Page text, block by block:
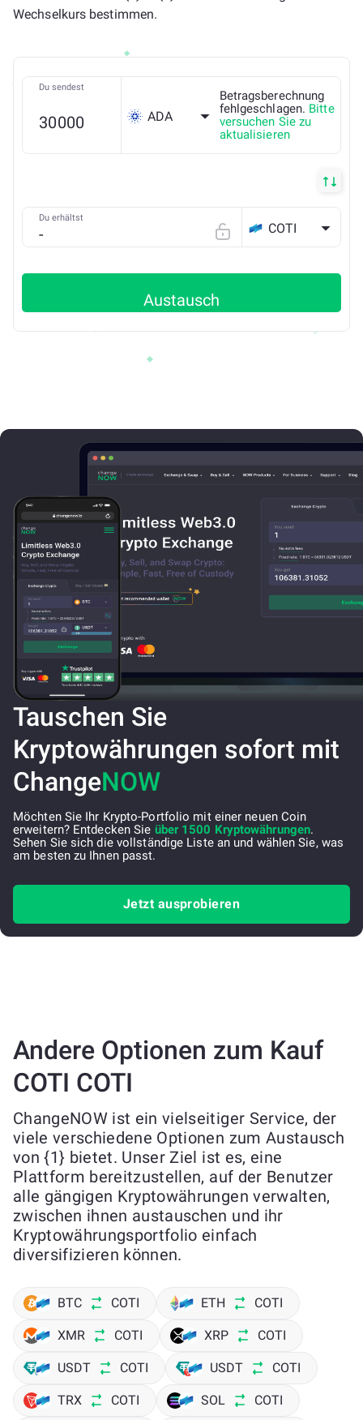
Wechselkurs bestimmen.
Du sendest
ADA
Betragsberechnung
fehlgeschlagen. Bitte
versuchen Sie zu
aktualisieren
Du erhältst
COTI
Austausch
Tauschen Sie
Kryptowährungen sofort mit
ChangeNOW
Möchten Sie Ihr Krypto-Portfolio mit einer neuen Coin
erweitern? Entdecken Sie über 1500 Kryptowährungen.
Sehen Sie sich die vollständige Liste an und wählen Sie, was
am besten zu Ihnen passt.
Jetzt ausprobieren
Andere Optionen zum Kauf
COTI COTI
ChangeNOW ist ein vielseitiger Service, der
viele verschiedene Optionen zum Austausch
von {1} bietet. Unser Ziel ist es, eine
Plattform bereitzustellen, auf der Benutzer
alle gängigen Kryptowährungen verwalten,
zwischen ihnen austauschen und ihr
Kryptowährungsportfolio einfach
diversifizieren können.
BTC COTI ETH COTI
XMR COTI XRP COTI
USDT COTI USDT COTI
TRX COTI SOL COTI